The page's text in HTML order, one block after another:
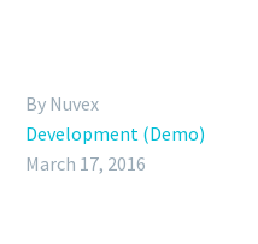
By Nuvex
Development (Demo)
March 17, 2016